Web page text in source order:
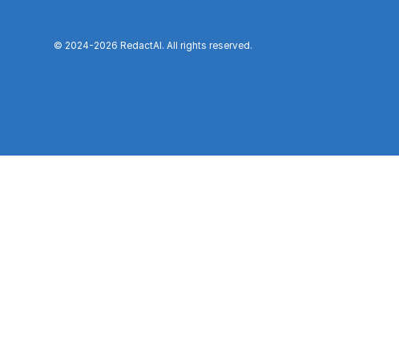
© 2024-2026 RedactAI. All rights reserved.